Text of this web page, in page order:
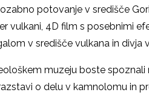
potovanje v središče
vulkani, 4D film s posebnimi
v središče vulkana in divja
muzeju boste spoznali
o delu v kamnolomu in